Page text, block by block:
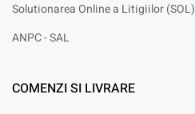
Solutionarea Online a Litigiilor (SOL)
ANPC - SAL
COMENZI SI LIVRARE